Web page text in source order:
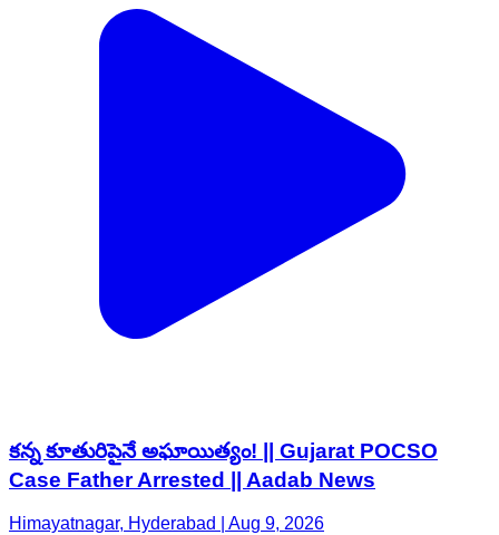
కన్న కూతురిపైనే అఘాయిత్యం! || Gujarat POCSO
Case Father Arrested || Aadab News
Himayatnagar, Hyderabad | Aug 9, 2026